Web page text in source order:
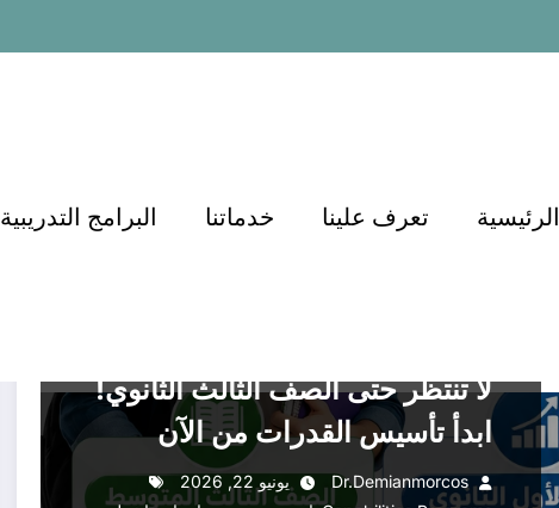
الرئيسية تعرف علينا خدماتنا البرامج التدريبية
لا تنتظر حتى الصف الثالث الثانوي!
ابدأ تأسيس القدرات من الآن
Dr.demianmorcos
يونيو 22, 2026